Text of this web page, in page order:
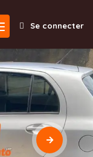
Se connecter